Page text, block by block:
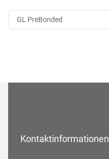
GL PreBonded
Kontaktinformationen